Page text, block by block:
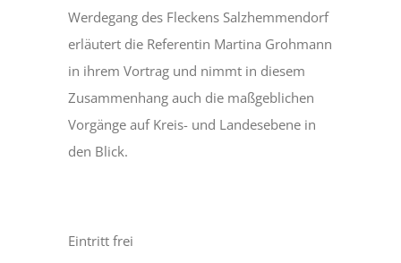
Werdegang des Fleckens Salzhemmendorf
erläutert die Referentin Martina Grohmann
in ihrem Vortrag und nimmt in diesem
Zusammenhang auch die maßgeblichen
Vorgänge auf Kreis- und Landesebene in
den Blick.
Eintritt frei